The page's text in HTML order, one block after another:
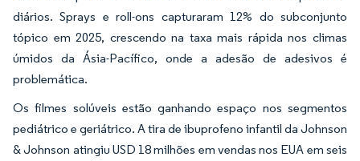
diários. Sprays e roll-ons capturaram 12% do subconjunto
tópico em 2025, crescendo na taxa mais rápida nos climas
úmidos da Ásia-Pacífico, onde a adesão de adesivos é
problemática.
Os filmes solúveis estão ganhando espaço nos segmentos
pediátrico e geriátrico. A tira de ibuprofeno infantil da Johnson
& Johnson atingiu USD 18 milhões em vendas nos EUA em seis